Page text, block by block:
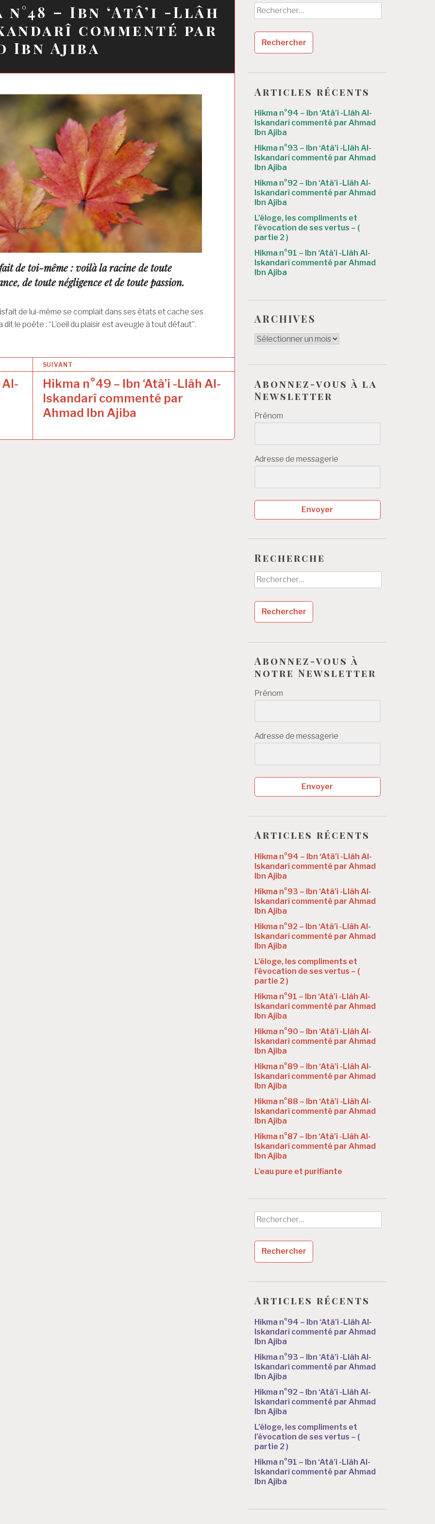
n°48 – Ibn ‘Atâ’i -Llâh
commenté par
Ibn Ajiba
de toi-même : voilà la racine de toute
de toute négligence et de toute passion.
de lui-même se complait dans ses états et cache ses
dit le poète : “L’oeil du plaisir est aveugle à tout défaut”.
Al-
SUIVANT
Hikma n°49 – Ibn ‘Atâ’i -Llâh Al-
Iskandarî commenté par
Ahmad Ibn Ajiba
Rechercher :
Articles récents
Hikma n°94 – Ibn ‘Atâ’i -Llâh Al-
Iskandarî commenté par Ahmad
Ibn Ajiba
Hikma n°93 – Ibn ‘Atâ’i -Llâh Al-
Iskandarî commenté par Ahmad
Ibn Ajiba
Hikma n°92 – Ibn ‘Atâ’i -Llâh Al-
Iskandarî commenté par Ahmad
Ibn Ajiba
L’éloge, les compliments et
l’évocation de ses vertus – (
partie 2 )
Hikma n°91 – Ibn ‘Atâ’i -Llâh Al-
Iskandarî commenté par Ahmad
Ibn Ajiba
ARCHIVES
ARCHIVES
Abonnez-vous à la
Newsletter
Prénom
Adresse de messagerie
Envoyer
Recherche
Rechercher :
Abonnez-vous à
notre Newsletter
Prénom
Adresse de messagerie
Envoyer
Articles récents
Hikma n°94 – Ibn ‘Atâ’i -Llâh Al-
Iskandarî commenté par Ahmad
Ibn Ajiba
Hikma n°93 – Ibn ‘Atâ’i -Llâh Al-
Iskandarî commenté par Ahmad
Ibn Ajiba
Hikma n°92 – Ibn ‘Atâ’i -Llâh Al-
Iskandarî commenté par Ahmad
Ibn Ajiba
L’éloge, les compliments et
l’évocation de ses vertus – (
partie 2 )
Hikma n°91 – Ibn ‘Atâ’i -Llâh Al-
Iskandarî commenté par Ahmad
Ibn Ajiba
Hikma n°90 – Ibn ‘Atâ’i -Llâh Al-
Iskandarî commenté par Ahmad
Ibn Ajiba
Hikma n°89 – Ibn ‘Atâ’i -Llâh Al-
Iskandarî commenté par Ahmad
Ibn Ajiba
Hikma n°88 – Ibn ‘Atâ’i -Llâh Al-
Iskandarî commenté par Ahmad
Ibn Ajiba
Hikma n°87 – Ibn ‘Atâ’i -Llâh Al-
Iskandarî commenté par Ahmad
Ibn Ajiba
L’eau pure et purifiante
Rechercher :
Articles récents
Hikma n°94 – Ibn ‘Atâ’i -Llâh Al-
Iskandarî commenté par Ahmad
Ibn Ajiba
Hikma n°93 – Ibn ‘Atâ’i -Llâh Al-
Iskandarî commenté par Ahmad
Ibn Ajiba
Hikma n°92 – Ibn ‘Atâ’i -Llâh Al-
Iskandarî commenté par Ahmad
Ibn Ajiba
L’éloge, les compliments et
l’évocation de ses vertus – (
partie 2 )
Hikma n°91 – Ibn ‘Atâ’i -Llâh Al-
Iskandarî commenté par Ahmad
Ibn Ajiba